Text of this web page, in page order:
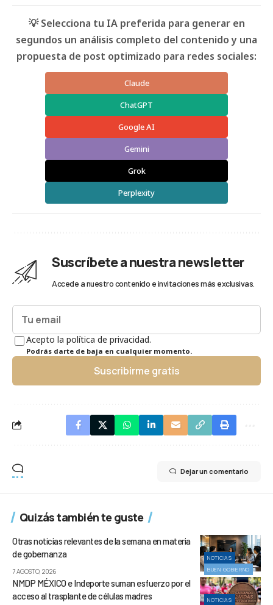
💡 Selecciona tu IA preferida para generar en
segundos un análisis completo del contenido y una
propuesta de post optimizado para redes sociales:
Claude
ChatGPT
Google AI
Gemini
Grok
Perplexity
Suscríbete a nuestra newsletter
Accede a nuestro contenido e invitaciones más exclusivas.
Acepto la política de privacidad.
Podrás darte de baja en cualquier momento.
Suscribirme gratis
Dejar un comentario
Quizás también te guste
NOTICIAS
BUEN GOBIERNO
Otras noticias relevantes de la semana en materia
de gobernanza
7 AGOSTO, 2026
NOTICIAS
NMDP MÉXICO e Indeporte suman esfuerzo por el
acceso al trasplante de células madres